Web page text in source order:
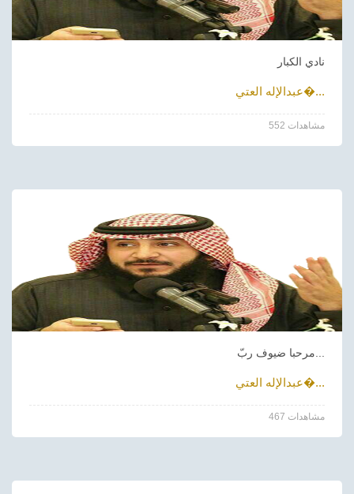
نادي الكبار
عبدالإله العتي�...
552 مشاهدات
عبدالإله العتي�...
467 مشاهدات